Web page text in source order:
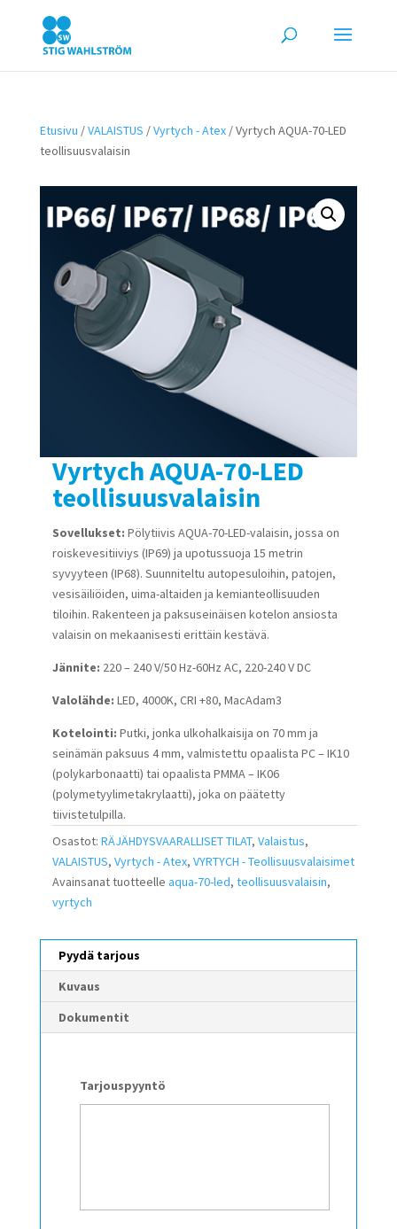
Etusivu /VALAISTUS /Vyrtych - Atex/ Vyrtych AQUA-70-LED
teollisuusvalaisin
Vyrtych AQUA-70-LED
teollisuusvalaisin
Sovellukset: Pölytiivis AQUA-70-LED-valaisin, jossa on
roiskevesitiiviys (IP69) ja upotussuoja 15 metrin
syvyyteen (IP68). Suunniteltu autopesuloihin, patojen,
vesisäiliöiden, uima-altaiden ja kemianteollisuuden
tiloihin. Rakenteen ja paksuseinäisen kotelon ansiosta
valaisin on mekaanisesti erittäin kestävä.
Jännite: 220 – 240 V/50 Hz-60Hz AC, 220-240 V DC
Valolähde: LED, 4000K, CRI +80, MacAdam3
Kotelointi: Putki, jonka ulkohalkaisija on 70 mm ja
seinämän paksuus 4 mm, valmistettu opaalista PC – IK10
(polykarbonaatti) tai opaalista PMMA – IK06
(polymetyylimetakrylaatti), joka on päätetty
tiivistetulpilla.
Osastot: RÄJÄHDYSVAARALLISET TILAT, Valaistus,
VALAISTUS, Vyrtych - Atex, VYRTYCH - Teollisuusvalaisimet
Avainsanat tuotteelle aqua-70-led, teollisuusvalaisin,
vyrtych
Pyydä tarjous
Kuvaus
Dokumentit
Tarjouspyyntö